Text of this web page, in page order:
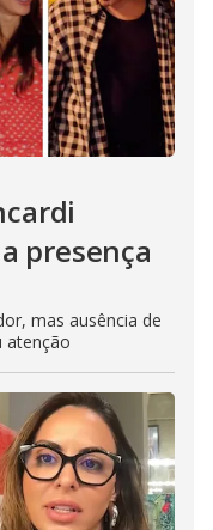
presença
mas ausência de
atenção